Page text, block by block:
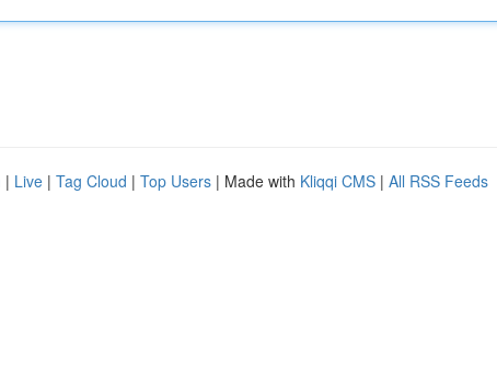
| Live | Tag Cloud | Top Users | Made with Kliqqi CMS | All RSS Feeds